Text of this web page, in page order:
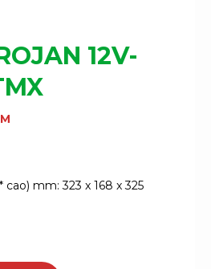
12V-
mm: 323 x 168 x 325